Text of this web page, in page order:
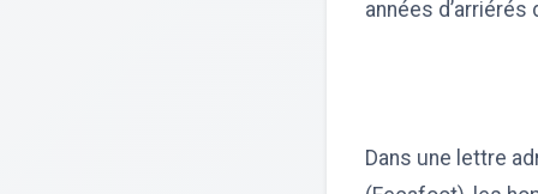
années
Dans une lettre